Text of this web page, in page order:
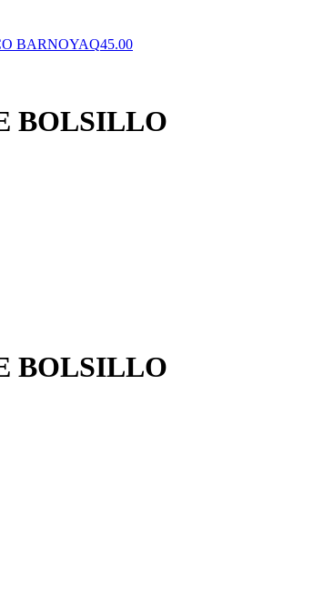
BARNOYAQ45.00
BOLSILLO
BOLSILLO